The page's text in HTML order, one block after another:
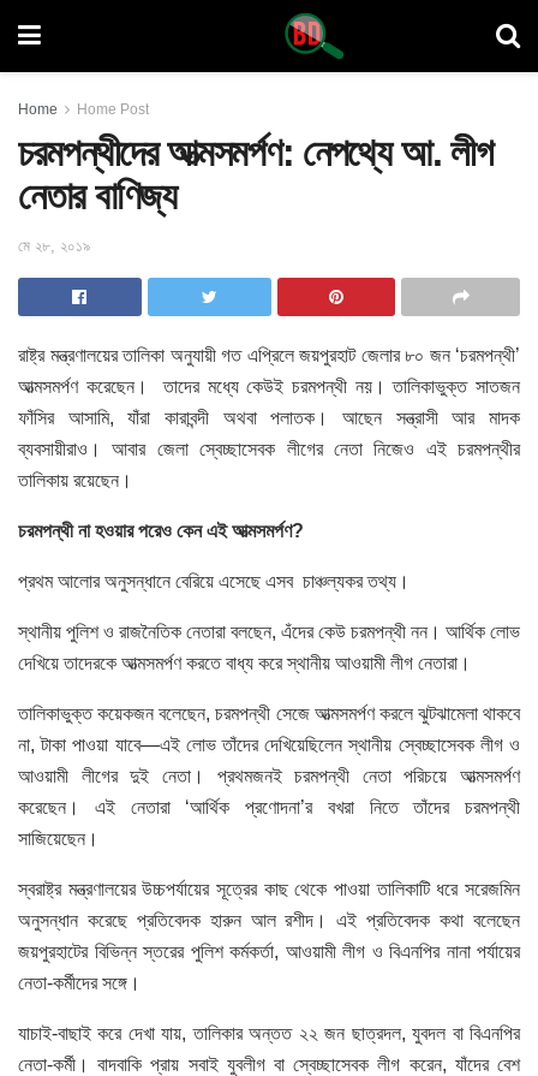
Home Home Post
চরমপন্থীদের আত্মসমর্পণ: নেপথ্যে আ. লীগ
নেতার বাণিজ্য
মে ২৮, ২০১৯
রাষ্ট্র মন্ত্রণালয়ের তালিকা অনুযায়ী গত এপ্রিলে জয়পুরহাট জেলার ৮০ জন ‘চরমপন্থী’
আত্মসমর্পণ করেছেন। তাদের মধ্যে কেউই চরমপন্থী নয়। তালিকাভুক্ত সাতজন
ফাঁসির আসামি, যাঁরা কারাবন্দী অথবা পলাতক। আছেন সন্ত্রাসী আর মাদক
ব্যবসায়ীরাও। আবার জেলা স্বেচ্ছাসেবক লীগের নেতা নিজেও এই চরমপন্থীর
তালিকায় রয়েছেন।
চরমপন্থী না হওয়ার পরেও কেন এই আত্মসমর্পণ?
প্রথম আলোর অনুসন্ধানে বেরিয়ে এসেছে এসব চাঞ্চল্যকর তথ্য।
স্থানীয় পুলিশ ও রাজনৈতিক নেতারা বলছেন, এঁদের কেউ চরমপন্থী নন। আর্থিক লোভ
দেখিয়ে তাদেরকে আত্মসমর্পণ করতে বাধ্য করে স্থানীয় আওয়ামী লীগ নেতারা।
তালিকাভুক্ত কয়েকজন বলেছেন, চরমপন্থী সেজে আত্মসমর্পণ করলে ঝুটঝামেলা থাকবে
না, টাকা পাওয়া যাবে—এই লোভ তাঁদের দেখিয়েছিলেন স্থানীয় স্বেচ্ছাসেবক লীগ ও
আওয়ামী লীগের দুই নেতা। প্রথমজনই চরমপন্থী নেতা পরিচয়ে আত্মসমর্পণ
করেছেন। এই নেতারা ‘আর্থিক প্রণোদনা’র বখরা নিতে তাঁদের চরমপন্থী
সাজিয়েছেন।
স্বরাষ্ট্র মন্ত্রণালয়ের উচ্চপর্যায়ের সূত্রের কাছ থেকে পাওয়া তালিকাটি ধরে সরেজমিন
অনুসন্ধান করেছে প্রতিবেদক হারুন আল রশীদ। এই প্রতিবেদক কথা বলেছেন
জয়পুরহাটের বিভিন্ন স্তরের পুলিশ কর্মকর্তা, আওয়ামী লীগ ও বিএনপির নানা পর্যায়ের
নেতা-কর্মীদের সঙ্গে।
যাচাই-বাছাই করে দেখা যায়, তালিকার অন্তত ২২ জন ছাত্রদল, যুবদল বা বিএনপির
নেতা-কর্মী। বাদবাকি প্রায় সবাই যুবলীগ বা স্বেচ্ছাসেবক লীগ করেন, যাঁদের বেশ